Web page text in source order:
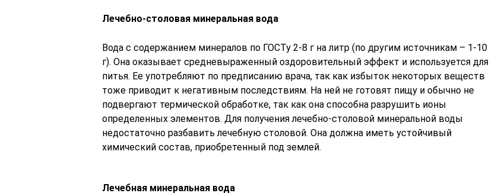
Лечебно-столовая минеральная вода
Вода с содержанием минералов по ГОСТу 2-8 г на литр (по другим источникам – 1-10
г). Она оказывает средневыраженный оздоровительный эффект и используется для
питья. Ее употребляют по предписанию врача, так как избыток некоторых веществ
тоже приводит к негативным последствиям. На ней не готовят пищу и обычно не
подвергают термической обработке, так как она способна разрушить ионы
определенных элементов. Для получения лечебно-столовой минеральной воды
недостаточно разбавить лечебную столовой. Она должна иметь устойчивый
химический состав, приобретенный под землей.
Лечебная минеральная вода